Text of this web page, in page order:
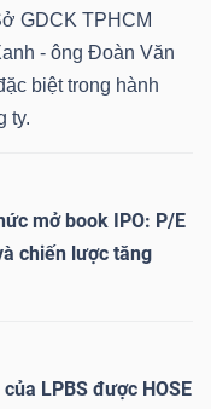
GDCK TPHCM
- ông Đoàn Văn
biệt trong hành
ty.
mở book IPO: P/E
chiến lược tăng
LPBS được HOSE